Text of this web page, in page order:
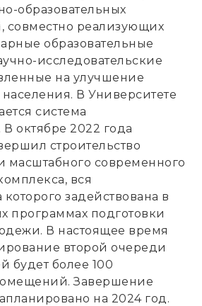
образовательных
совместно реализующих
образовательные
исследовательские
на улучшение
В Университете
система
В октябре 2022 года
строительство
масштабного современного
вся
задействована в
программах подготовки
В настоящее время
второй очереди
будет более 100
Завершение
на 2024 год.